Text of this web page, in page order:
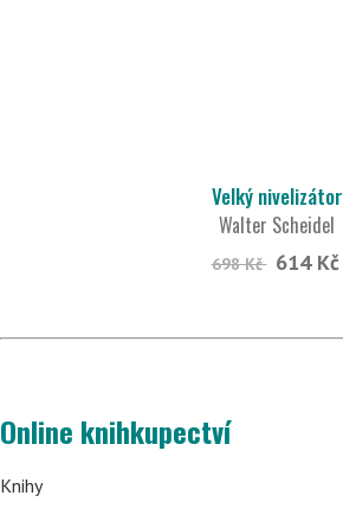
Velký nivelizátor
Walter Scheidel
698 Kč 614 Kč
Online knihkupectví
Knihy